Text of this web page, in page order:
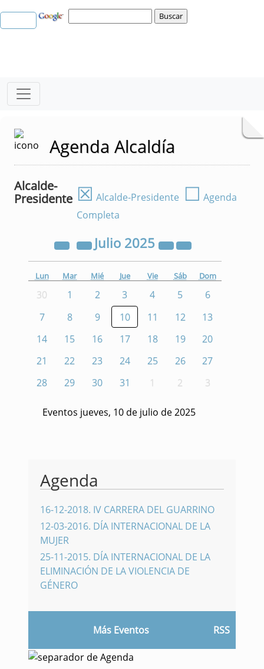
Agenda Alcaldía
Alcalde-
Presidente ☒ Alcalde-Presidente ☐ Agenda
Completa
Julio 2025
Lun Mar Mié Jue Vie Sáb Dom
30 1 2 3 4 5
6
7
8 9 10 11 12
13
14
15 16 17 18 19
20
21
22 23 24 25 26
27
28
29 30 31 1 2 3
Eventos jueves, 10 de julio de 2025
Agenda
16-12-2018. IV CARRERA DEL GUARRINO
12-03-2016. DÍA INTERNACIONAL DE LA
MUJER
25-11-2015. DÍA INTERNACIONAL DE LA
ELIMINACIÓN DE LA VIOLENCIA DE
GÉNERO
Más Eventos RSS